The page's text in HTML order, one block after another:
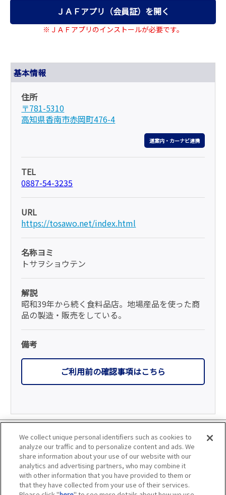
ＪＡＦアプリ（会員証）を開く
※ＪＡＦアプリのインストールが必要です。
基本情報
住所
〒781-5310
高知県香南市赤岡町476-4
道案内・カーナビ連携
TEL
0887-54-3235
URL
https://tosawo.net/index.html
名称ヨミ
トサヲショウテン
解説
昭和39年から続く食料品店。地場産品を使った商
品の製造・販売をしている。
備考
ご利用前の確認事項はこちら
個人情報の取り扱いについて
会員優待サービスの提携をご検討の方へ
We collect unique personal identifiers such as cookies to
analyze our traffic and to personalize content and ads. We
share information about your use of our website with our
analytics and advertising partners, who may combine it
with other information that you have provided to them or
that they have collected from your use of their services.